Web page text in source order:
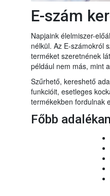
E-szám
Napjaink élelmiszer-
nélkül. Az E-számokról
terméket szeretnének
például nem más, mint
Szűrhető, kereshető
funkcióit, esetleges
termékekben fordulnak
Főbb